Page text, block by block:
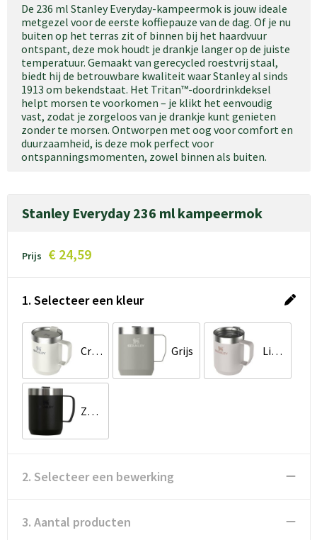
De 236 ml Stanley Everyday-kampeermok is jouw ideale
metgezel voor de eerste koffiepauze van de dag. Of je nu
buiten op het terras zit of binnen bij het haardvuur
ontspant, deze mok houdt je drankje langer op de juiste
temperatuur. Gemaakt van gerecycled roestvrij staal,
biedt hij de betrouwbare kwaliteit waar Stanley al sinds
1913 om bekendstaat. Het Tritan™-doordrinkdeksel
helpt morsen te voorkomen – je klikt het eenvoudig
vast, zodat je zorgeloos van je drankje kunt genieten
zonder te morsen. Ontworpen met oog voor comfort en
duurzaamheid, is deze mok perfect voor
ontspanningsmomenten, zowel binnen als buiten.
Stanley Everyday 236 ml kampeermok
Prijs € 24,59
1. Selecteer een kleur
Crème Grijs Lichtroze
Zwart
2. Selecteer een bewerking
3. Aantal producten